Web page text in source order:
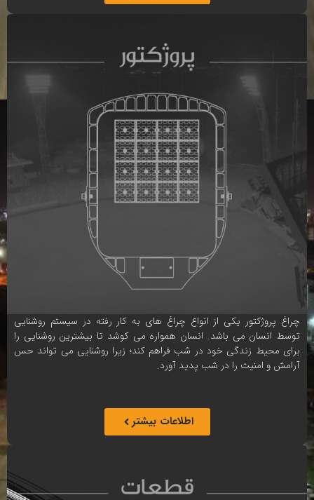
چراغ پروژکتور یکی از انواع چراغ های به کار رفته در سیستم روشنایی
توسط انسان می باشد. انسان همواره می کوشد تا بیشترین روشنایی را
برای محیط زندگی خود در شب فراهم کند؛ زیرا روشنایی می تواند حس
آرامش و امنیت را در شب پدید آورد.
اطلاعات بیشتر